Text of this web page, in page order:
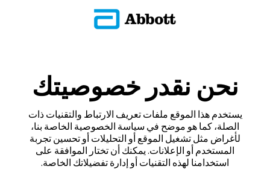
نحن نقدر خصوصيتك
يستخدم هذا الموقع ملفات تعريف الارتباط والتقنيات ذات
الصلة، كما هو موضح في سياسة الخصوصية الخاصة بنا،
لأغراض مثل تشغيل الموقع أو التحليلات أو تحسين تجربة
المستخدم أو الإعلانات. يمكنك أن تختار الموافقة على
استخدامنا لهذه التقنيات أو إدارة تفضيلاتك الخاصة.